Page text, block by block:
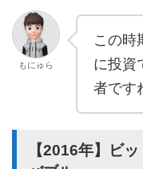
もにゅら
この時
に投資
者です
【2016年】ビ